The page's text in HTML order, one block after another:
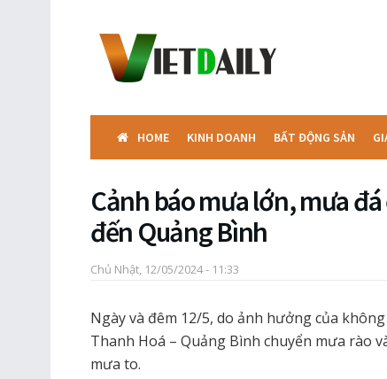
HOME KINH DOANH BẤT ĐỘNG SẢN
Cảnh báo mưa lớn, mưa
đến Quảng Bình
Chủ Nhật, 12/05/2024 - 11:33
Ngày và đêm 12/5, do ảnh hưởng của
Thanh Hoá – Quảng Bình chuyển mưa rào
mưa to.